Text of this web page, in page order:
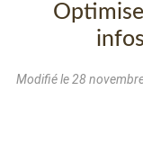
Modifié le28